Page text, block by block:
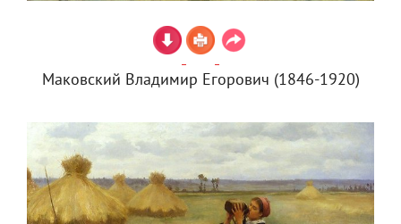
Маковский Владимир Егорович (1846-1920)